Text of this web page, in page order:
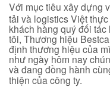
Với mục tiêu xây dựng
tải và logistics Việt
khách hàng quý đối
tôi, Thương hiệu
định thương hiệu của
như ngày hôm nay
và đang đồng hành
thiện của công ty.